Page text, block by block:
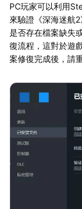
PC玩家可以利用
來驗證《深海迷航
是否存在檔案缺失
復流程，這對於遊
案修復完成後，請